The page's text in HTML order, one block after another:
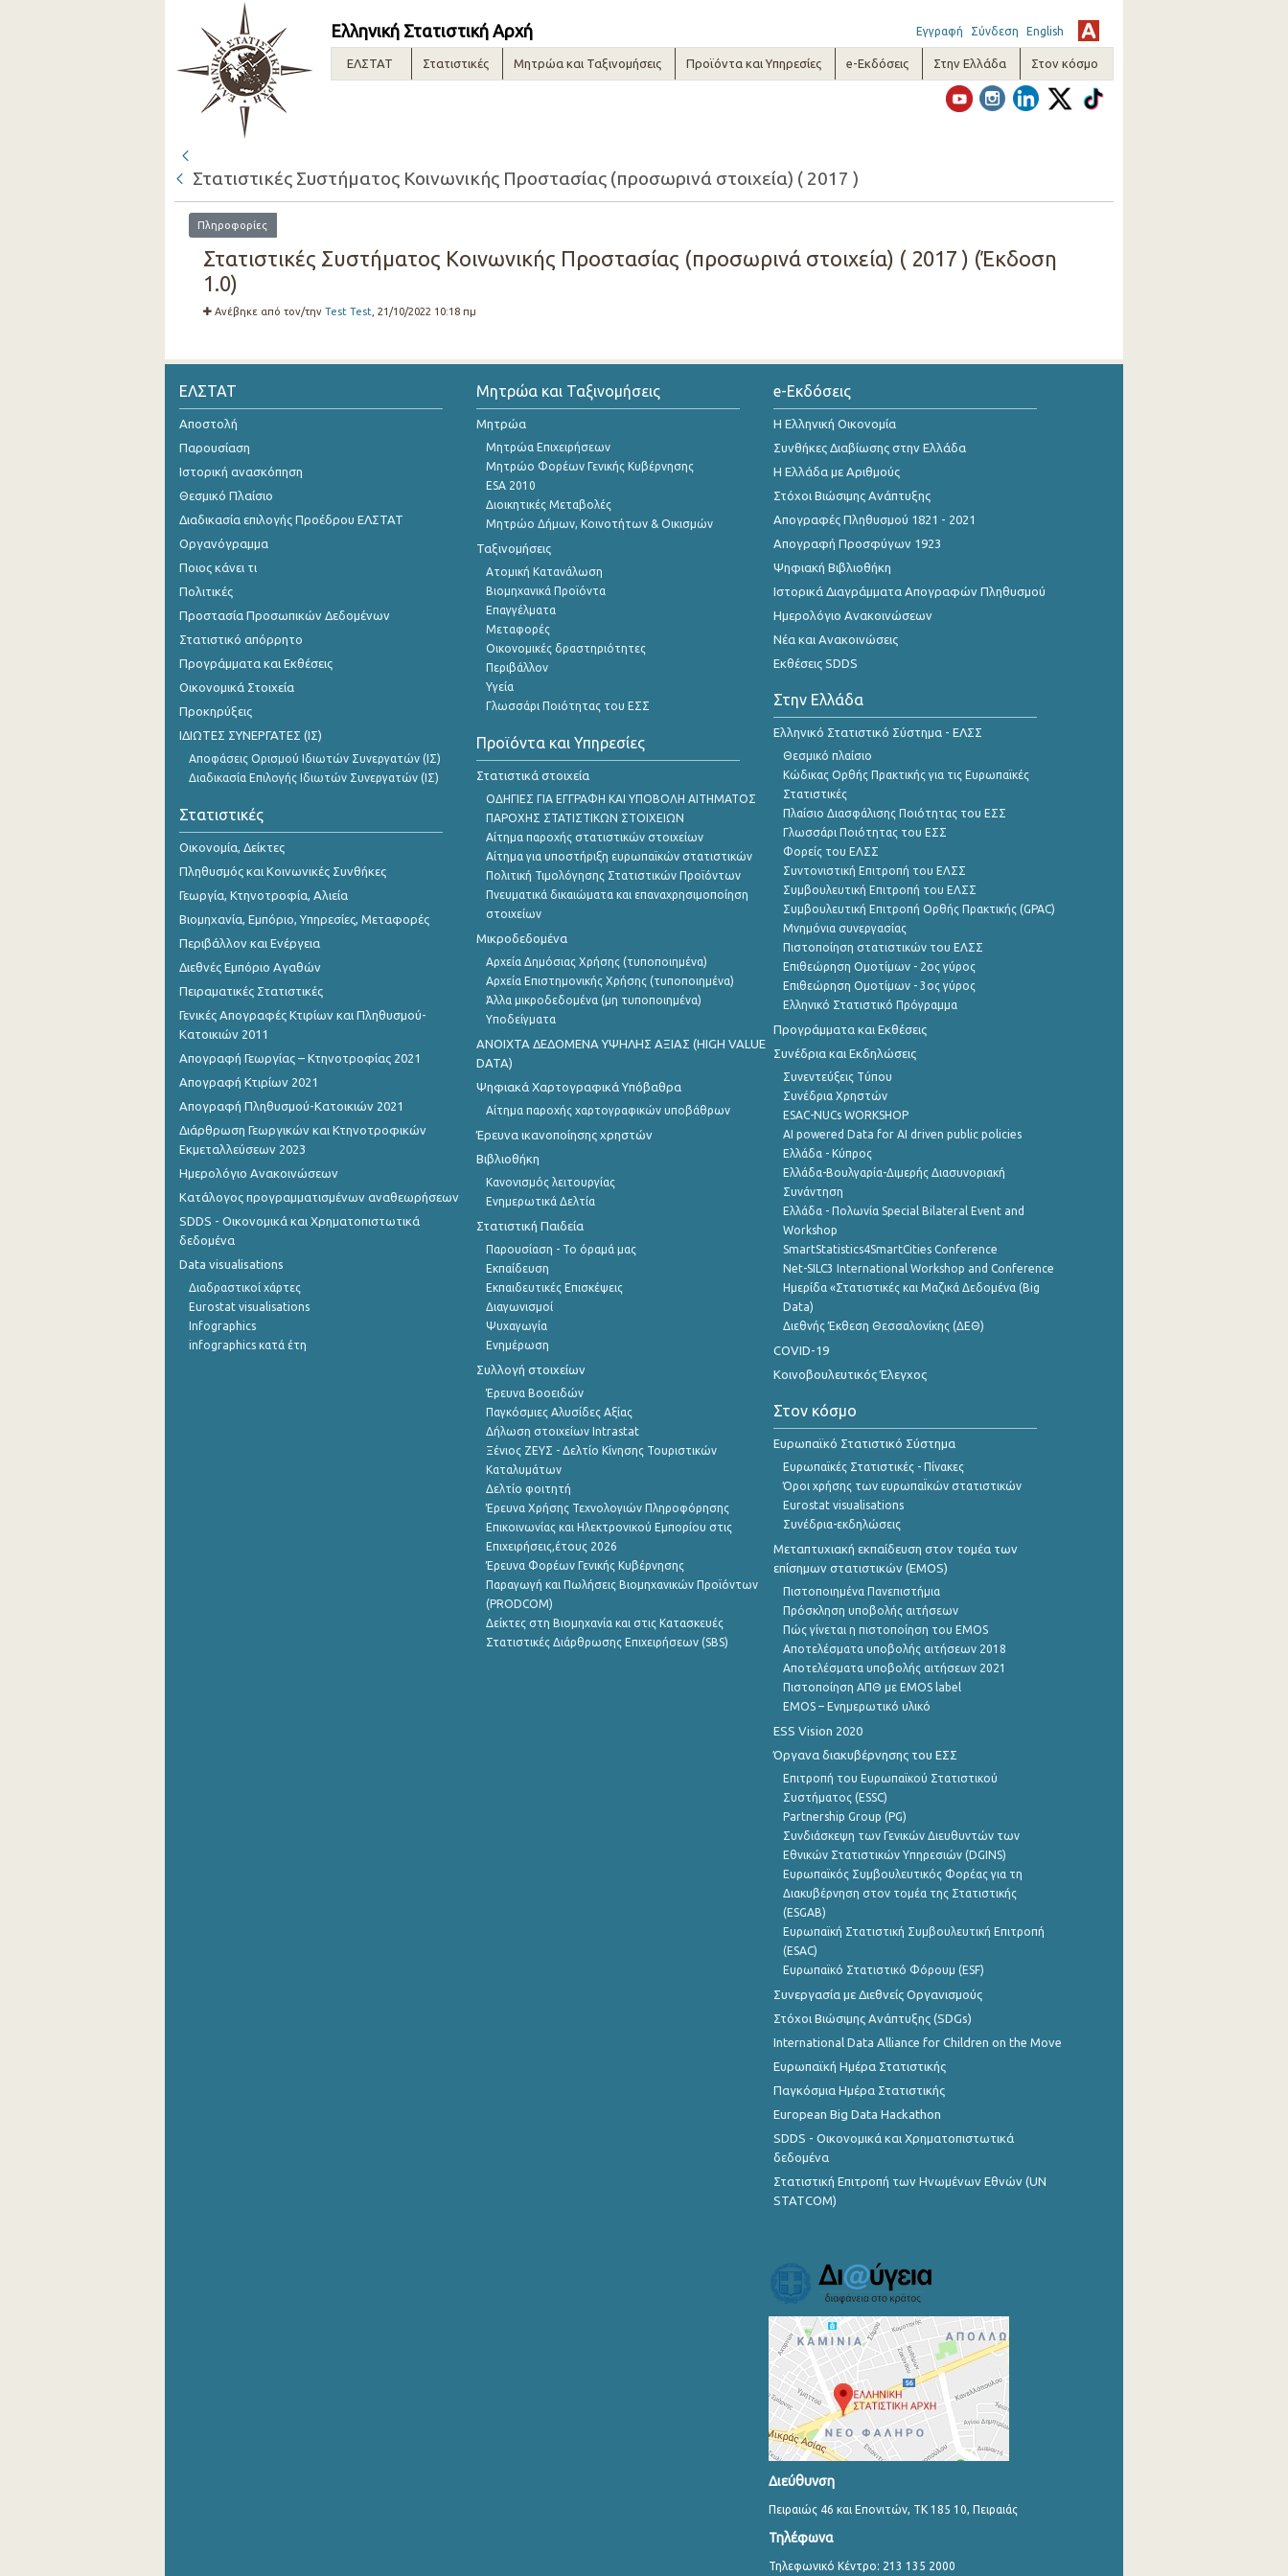
Ελληνική Στατιστική Αρχή Εγγραφή Σύνδεση English
ΕΛΣΤΑΤ Στατιστικές Μητρώα και Ταξινομήσεις Προϊόντα και Υπηρεσίες e-Εκδόσεις Στην Ελλάδα Στον κόσμο
Στατιστικές Συστήματος Κοινωνικής Προστασίας (προσωρινά στοιχεία) ( 2017 )
Πληροφορίες
Στατιστικές Συστήματος Κοινωνικής Προστασίας (προσωρινά στοιχεία) ( 2017 ) (Έκδοση
1.0)
Ανέβηκε από τον/την Test Test , 21/10/2022 10:18 πμ
ΕΛΣΤΑΤ
Αποστολή
Παρουσίαση
Ιστορική ανασκόπηση
Θεσμικό Πλαίσιο
Διαδικασία επιλογής Προέδρου ΕΛΣΤΑΤ
Οργανόγραμμα
Ποιος κάνει τι
Πολιτικές
Προστασία Προσωπικών Δεδομένων
Στατιστικό απόρρητο
Προγράμματα και Εκθέσεις
Οικονομικά Στοιχεία
Προκηρύξεις
ΙΔΙΩΤΕΣ ΣΥΝΕΡΓΑΤΕΣ (ΙΣ)
Αποφάσεις Ορισμού Ιδιωτών Συνεργατών (ΙΣ)
Διαδικασία Επιλογής Ιδιωτών Συνεργατών (ΙΣ)
Στατιστικές
Οικονομία, Δείκτες
Πληθυσμός και Κοινωνικές Συνθήκες
Γεωργία, Κτηνοτροφία, Αλιεία
Βιομηχανία, Εμπόριο, Υπηρεσίες, Μεταφορές
Περιβάλλον και Ενέργεια
Διεθνές Εμπόριο Αγαθών
Πειραματικές Στατιστικές
Γενικές Απογραφές Κτιρίων και Πληθυσμού-
Κατοικιών 2011
Απογραφή Γεωργίας – Κτηνοτροφίας 2021
Απογραφή Κτιρίων 2021
Απογραφή Πληθυσμού-Κατοικιών 2021
Διάρθρωση Γεωργικών και Κτηνοτροφικών
Εκμεταλλεύσεων 2023
Ημερολόγιο Ανακοινώσεων
Κατάλογος προγραμματισμένων αναθεωρήσεων
SDDS - Οικονομικά και Χρηματοπιστωτικά
δεδομένα
Data visualisations
Διαδραστικοί χάρτες
Eurostat visualisations
Infographics
infographics κατά έτη
Μητρώα και Ταξινομήσεις
Μητρώα
Μητρώα Επιχειρήσεων
Μητρώο Φορέων Γενικής Κυβέρνησης
ESA 2010
Διοικητικές Μεταβολές
Μητρώο Δήμων, Κοινοτήτων & Οικισμών
Ταξινομήσεις
Ατομική Κατανάλωση
Βιομηχανικά Προϊόντα
Επαγγέλματα
Μεταφορές
Οικονομικές δραστηριότητες
Περιβάλλον
Υγεία
Γλωσσάρι Ποιότητας του ΕΣΣ
Προϊόντα και Υπηρεσίες
Στατιστικά στοιχεία
ΟΔΗΓΙΕΣ ΓΙΑ ΕΓΓΡΑΦΗ ΚΑΙ ΥΠΟΒΟΛΗ ΑΙΤΗΜΑΤΟΣ
ΠΑΡΟΧΗΣ ΣΤΑΤΙΣΤΙΚΩΝ ΣΤΟΙΧΕΙΩΝ
Αίτημα παροχής στατιστικών στοιχείων
Αίτημα για υποστήριξη ευρωπαϊκών στατιστικών
Πολιτική Τιμολόγησης Στατιστικών Προϊόντων
Πνευματικά δικαιώματα και επαναχρησιμοποίηση
στοιχείων
Μικροδεδομένα
Αρχεία Δημόσιας Χρήσης (τυποποιημένα)
Αρχεία Επιστημονικής Χρήσης (τυποποιημένα)
Άλλα μικροδεδομένα (μη τυποποιημένα)
Υποδείγματα
ANOIXTA ΔΕΔΟΜΕΝΑ ΥΨΗΛΗΣ ΑΞΙΑΣ (HIGH VALUE
DATA)
Ψηφιακά Χαρτογραφικά Υπόβαθρα
Αίτημα παροχής χαρτογραφικών υποβάθρων
Έρευνα ικανοποίησης χρηστών
Βιβλιοθήκη
Κανονισμός λειτουργίας
Ενημερωτικά Δελτία
Στατιστική Παιδεία
Παρουσίαση - Το όραμά μας
Εκπαίδευση
Εκπαιδευτικές Επισκέψεις
Διαγωνισμοί
Ψυχαγωγία
Ενημέρωση
Συλλογή στοιχείων
Έρευνα Βοοειδών
Παγκόσμιες Αλυσίδες Αξίας
Δήλωση στοιχείων Intrastat
Ξένιος ΖΕΥΣ - Δελτίο Κίνησης Τουριστικών
Καταλυμάτων
Δελτίο φοιτητή
Έρευνα Χρήσης Τεχνολογιών Πληροφόρησης
Επικοινωνίας και Ηλεκτρονικού Εμπορίου στις
Επιχειρήσεις,έτους 2026
Έρευνα Φορέων Γενικής Κυβέρνησης
Παραγωγή και Πωλήσεις Βιομηχανικών Προϊόντων
(PRODCOM)
Δείκτες στη Βιομηχανία και στις Κατασκευές
Στατιστικές Διάρθρωσης Επιχειρήσεων (SBS)
e-Εκδόσεις
Η Ελληνική Οικονομία
Συνθήκες Διαβίωσης στην Ελλάδα
Η Ελλάδα με Αριθμούς
Στόχοι Βιώσιμης Ανάπτυξης
Απογραφές Πληθυσμού 1821 - 2021
Απογραφή Προσφύγων 1923
Ψηφιακή Βιβλιοθήκη
Ιστορικά Διαγράμματα Απογραφών Πληθυσμού
Ημερολόγιο Ανακοινώσεων
Νέα και Ανακοινώσεις
Εκθέσεις SDDS
Στην Ελλάδα
Ελληνικό Στατιστικό Σύστημα - ΕΛΣΣ
Θεσμικό πλαίσιο
Κώδικας Ορθής Πρακτικής για τις Ευρωπαϊκές
Στατιστικές
Πλαίσιο Διασφάλισης Ποιότητας του ΕΣΣ
Γλωσσάρι Ποιότητας του ΕΣΣ
Φορείς του ΕΛΣΣ
Συντονιστική Επιτροπή του ΕΛΣΣ
Συμβουλευτική Επιτροπή του ΕΛΣΣ
Συμβουλευτική Επιτροπή Ορθής Πρακτικής (GPAC)
Μνημόνια συνεργασίας
Πιστοποίηση στατιστικών του ΕΛΣΣ
Επιθεώρηση Ομοτίμων - 2ος γύρος
Επιθεώρηση Ομοτίμων - 3ος γύρος
Ελληνικό Στατιστικό Πρόγραμμα
Προγράμματα και Εκθέσεις
Συνέδρια και Εκδηλώσεις
Συνεντεύξεις Τύπου
Συνέδρια Χρηστών
ESAC-NUCs WORKSHOP
AI powered Data for AI driven public policies
Ελλάδα - Κύπρος
Ελλάδα-Βουλγαρία-Διμερής Διασυνοριακή
Συνάντηση
Ελλάδα - Πολωνία Special Bilateral Event and
Workshop
SmartStatistics4SmartCities Conference
Net-SILC3 International Workshop and Conference
Ημερίδα «Στατιστικές και Μαζικά Δεδομένα (Big
Data)
Διεθνής Έκθεση Θεσσαλονίκης (ΔΕΘ)
COVID-19
Κοινοβουλευτικός Έλεγχος
Στον κόσμο
Ευρωπαϊκό Στατιστικό Σύστημα
Ευρωπαϊκές Στατιστικές - Πίνακες
Όροι χρήσης των ευρωπαΪκών στατιστικών
Eurostat visualisations
Συνέδρια-εκδηλώσεις
Μεταπτυχιακή εκπαίδευση στον τομέα των
επίσημων στατιστικών (EMOS)
Πιστοποιημένα Πανεπιστήμια
Πρόσκληση υποβολής αιτήσεων
Πώς γίνεται η πιστοποίηση του EMOS
Αποτελέσματα υποβολής αιτήσεων 2018
Αποτελέσματα υποβολής αιτήσεων 2021
Πιστοποίηση ΑΠΘ με EMOS label
EMOS – Ενημερωτικό υλικό
ESS Vision 2020
Όργανα διακυβέρνησης του ΕΣΣ
Επιτροπή του Ευρωπαϊκού Στατιστικού
Συστήματος (ESSC)
Partnership Group (PG)
Συνδιάσκεψη των Γενικών Διευθυντών των
Εθνικών Στατιστικών Υπηρεσιών (DGINS)
Ευρωπαϊκός Συμβουλευτικός Φορέας για τη
Διακυβέρνηση στον τομέα της Στατιστικής
(ESGAB)
Ευρωπαϊκή Στατιστική Συμβουλευτική Επιτροπή
(ESAC)
Ευρωπαϊκό Στατιστικό Φόρουμ (ESF)
Συνεργασία με Διεθνείς Οργανισμούς
Στόχοι Βιώσιμης Ανάπτυξης (SDGs)
International Data Alliance for Children on the Move
Ευρωπαϊκή Ημέρα Στατιστικής
Παγκόσμια Ημέρα Στατιστικής
European Big Data Hackathon
SDDS - Οικονομικά και Χρηματοπιστωτικά
δεδομένα
Στατιστική Επιτροπή των Ηνωμένων Εθνών (UN
STATCOM)
Διεύθυνση
Πειραιώς 46 και Επονιτών, ΤΚ 185 10, Πειραιάς
Τηλέφωνα
Τηλεφωνικό Κέντρο: 213 135 2000